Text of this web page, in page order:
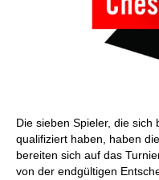
Die sieben Spieler, die
qualifiziert haben, haben
bereiten sich auf das
von der endgültigen